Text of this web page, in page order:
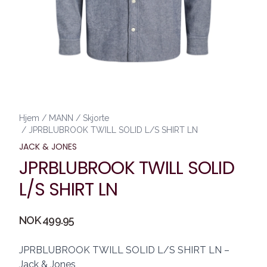
Hjem / MANN / Skjorte
/ JPRBLUBROOK TWILL SOLID L/S SHIRT LN
JACK & JONES
JPRBLUBROOK TWILL SOLID
L/S SHIRT LN
Produktdetaljer
NOK 499.95
Description
JPRBLUBROOK TWILL SOLID L/S SHIRT LN –
Jack & Jones